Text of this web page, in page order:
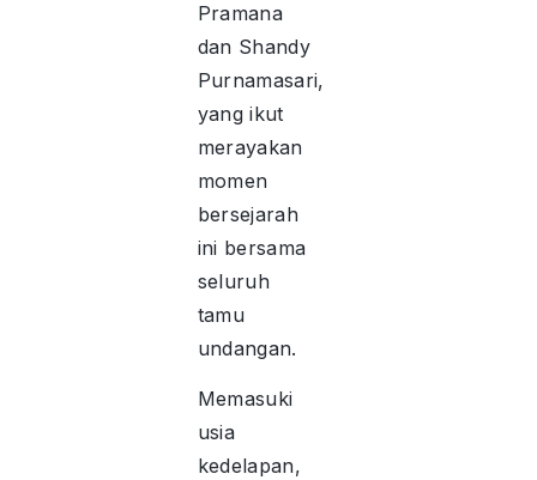
Pramana
dan Shandy
Purnamasari,
yang ikut
merayakan
momen
bersejarah
ini bersama
seluruh
tamu
undangan.
Memasuki
usia
kedelapan,